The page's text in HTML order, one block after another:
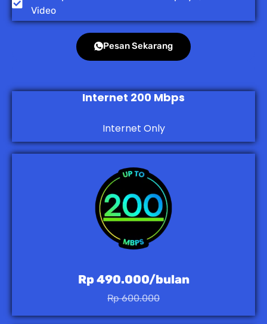
Video
Pesan Sekarang
Internet 200 Mbps
Internet Only
Rp 490.000/bulan
Rp 600.000